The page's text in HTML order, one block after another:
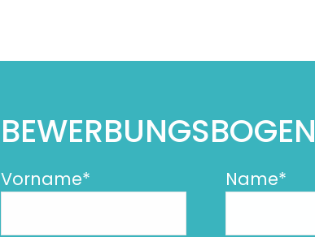
BEWERBUNGSBOGEN
Pflichtfeld
Vorname* Pflichtfeld
Name*